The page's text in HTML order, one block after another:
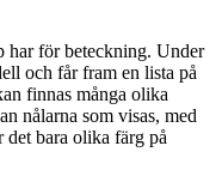
har för beteckning. Under
och får fram en lista på
finnas många olika
nålarna som visas, med
det bara olika färg på